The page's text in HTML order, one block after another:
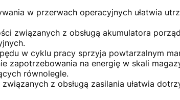
w przerwach operacyjnych ułatwia
związanych z obsługą akumulatora
w cyklu pracy sprzyja powtarzalnym
zapotrzebowania na energię w skali
równolegle.
z obsługą zasilania ułatwia